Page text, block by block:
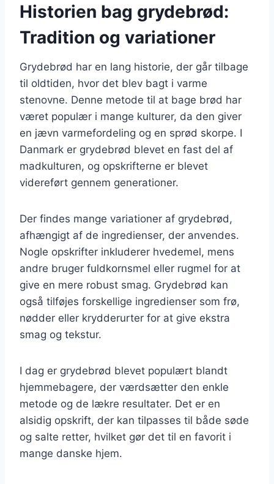
Historien bag grydebrød:
Tradition og variationer
Grydebrød har en lang historie, der går tilbage
til oldtiden, hvor det blev bagt i varme
stenovne. Denne metode til at bage brød har
været populær i mange kulturer, da den giver
en jævn varmefordeling og en sprød skorpe. I
Danmark er grydebrød blevet en fast del af
madkulturen, og opskrifterne er blevet
videreført gennem generationer.
Der findes mange variationer af grydebrød,
afhængigt af de ingredienser, der anvendes.
Nogle opskrifter inkluderer hvedemel, mens
andre bruger fuldkornsmel eller rugmel for at
give en mere robust smag. Grydebrød kan
også tilføjes forskellige ingredienser som frø,
nødder eller krydderurter for at give ekstra
smag og tekstur.
I dag er grydebrød blevet populært blandt
hjemmebagere, der værdsætter den enkle
metode og de lækre resultater. Det er en
alsidig opskrift, der kan tilpasses til både søde
og salte retter, hvilket gør det til en favorit i
mange danske hjem.